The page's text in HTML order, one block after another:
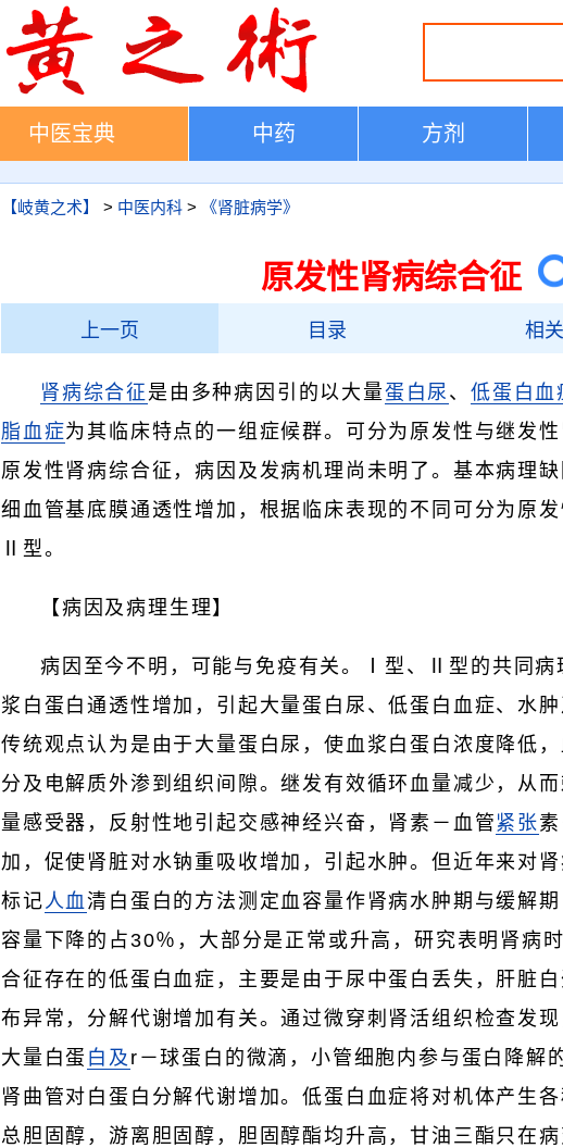
中医宝典 中药 方剂
【岐黄之术】 > 中医内科 > 《肾脏病学》
原发性肾病综合征
上一页 目录 相关
肾病综合征 是由多种病因引的以大量蛋白尿 、低蛋白血
脂血症为其临床特点的一组症候群。可分为原发性与继发性
原发性肾病综合征，病因及发病机理尚未明了。基本病理
细血管基底膜通透性增加，根据临床表现的不同可分为原
Ⅱ型。
【病因及病理生理】
病因至今不明，可能与免疫有关。Ⅰ型、Ⅱ型的共同病
浆白蛋白通透性增加，引起大量蛋白尿、低蛋白血症、水
传统观点认为是由于大量蛋白尿，使血浆白蛋白浓度降低
分及电解质外渗到组织间隙。继发有效循环血量减少，从
量感受器，反射性地引起交感神经兴奋，肾素－血管 紧张
加，促使肾脏对水钠重吸收增加，引起水肿。但近年来对
标记人血清白蛋白的方法测定血容量作肾病水肿期与缓解
容量下降的占30％，大部分是正常或升高，研究表明肾病
合征存在的低蛋白血症，主要是由于尿中蛋白丢失，肝脏
布异常，分解代谢增加有关。通过微穿刺肾活组织检查发
大量白蛋 白及 r－球蛋白的微滴，小管细胞内参与蛋白降解
肾曲管对白蛋白分解代谢增加。低蛋白血症将对机体产生
总胆固醇，游离胆固醇，胆固醇酯均升高，甘油三酯只在